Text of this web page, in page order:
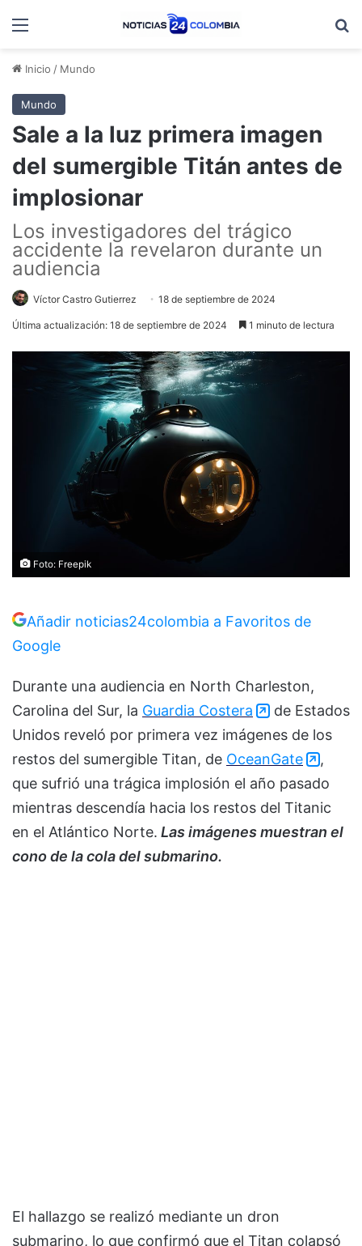
Menú
Inicio / Mundo
Mundo
Sale a la luz primera imagen
del sumergible Titán antes de
implosionar
Los investigadores del trágico
accidente la revelaron durante un
audiencia
Víctor Castro Gutierrez 18 de septiembre de 2024
Última actualización: 18 de septiembre de 2024 1 minuto de lectura
Foto: Freepik
Añadir noticias24colombia a Favoritos de
Google
Durante una audiencia en North Charleston,
Carolina del Sur, la Guardia Costera
de Estados
Unidos reveló por primera vez imágenes de los
restos del sumergible Titan, de OceanGate
,
que sufrió una trágica implosión el año pasado
mientras descendía hacia los restos del Titanic
en el Atlántico Norte. Las imágenes muestran el
cono de la cola del submarino.
El hallazgo se realizó mediante un dron
submarino, lo que confirmó que el Titan colapsó